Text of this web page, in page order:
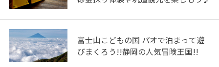
富士山こどもの国 パオで泊まって遊
びまくろう!!静岡の人気冒険王国!!